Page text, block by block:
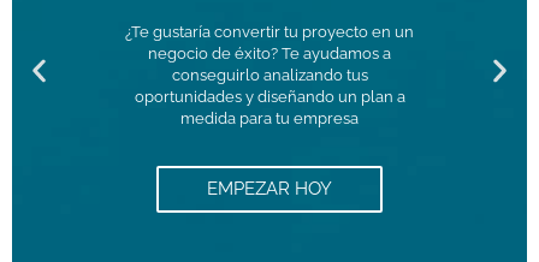
¿Te gustaría convertir tu proyecto en un
negocio de éxito? Te ayudamos a
conseguirlo analizando tus
oportunidades y diseñando un plan a
medida para tu empresa
EMPEZAR HOY
P
N